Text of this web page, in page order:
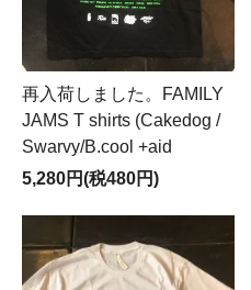
再入荷しました。FAMILY
JAMS T shirts (Cakedog /
Swarvy/B.cool +aid
5,280円(税480円)